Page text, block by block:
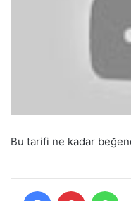
Bu tarifi ne kadar
FacebookPinterest